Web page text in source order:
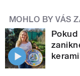
MOHLO BY VÁS